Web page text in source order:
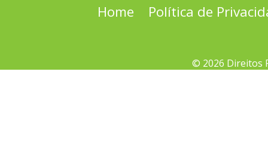
Home Política de
© 2026 Direitos